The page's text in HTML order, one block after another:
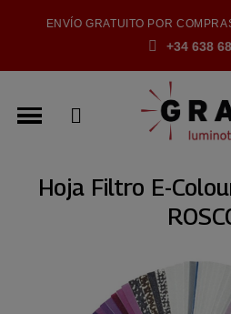
ENVÍO GRATUITO POR
+34 638
Hoja Filtro E-